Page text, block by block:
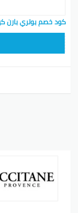
كود خصم بوتري بارن